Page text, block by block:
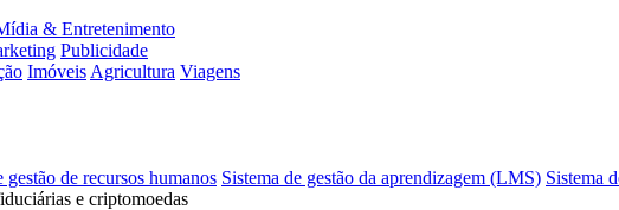
& Entretenimento
Publicidade
Imóveis Agricultura Viagens
gestão de recursos humanos Sistema de gestão da aprendizagem (LMS) Sistema
e criptomoedas